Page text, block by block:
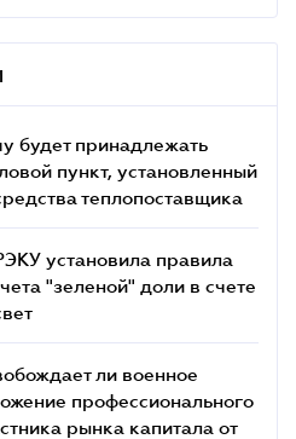
будет принадлежать
пункт, установленный
теплопоставщика
установила правила
"зеленой" доли в счете
ли военное
профессионального
рынка капитала от